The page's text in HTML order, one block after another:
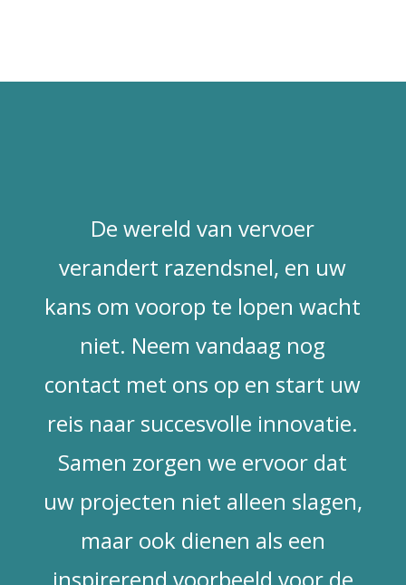
De wereld van vervoer
verandert razendsnel, en uw
kans om voorop te lopen wacht
niet. Neem vandaag nog
contact met ons op en start uw
reis naar succesvolle innovatie.
Samen zorgen we ervoor dat
uw projecten niet alleen slagen,
maar ook dienen als een